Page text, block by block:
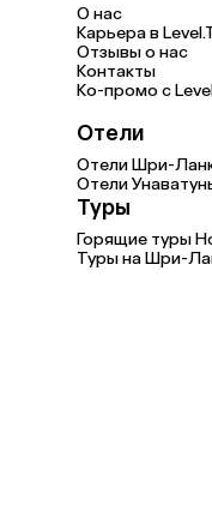
О нас
Карьера в
Отзывы о нас
Контакты
Ко-промо с
Отели
Отели Шри-
Отели
Туры
Горящие туры
Туры на Шри-